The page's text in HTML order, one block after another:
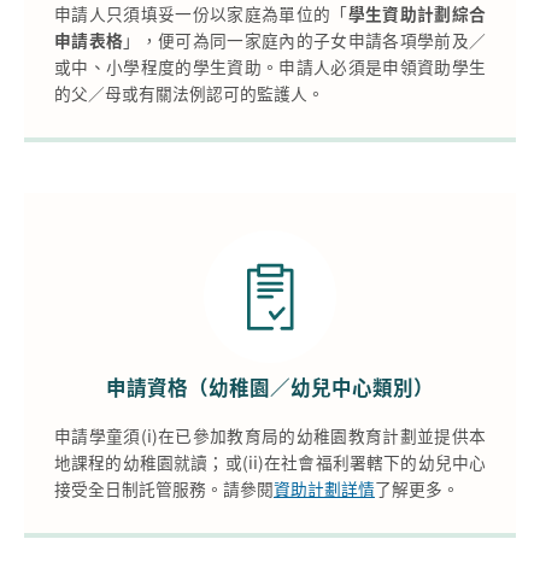
申請人只須填妥一份以家庭為單位的「學生資助計劃綜合
申請表格」，便可為同一家庭內的子女申請各項學前及／
或中、小學程度的學生資助。申請人必須是申領資助學生
的父／母或有關法例認可的監護人。
申請資格（幼稚園／幼兒中心類別）
申請學童須(i)在已參加教育局的幼稚園教育計劃並提供本
地課程的幼稚園就讀；或(ii)在社會福利署轄下的幼兒中心
接受全日制託管服務。請參閱資助計劃詳情了解更多。